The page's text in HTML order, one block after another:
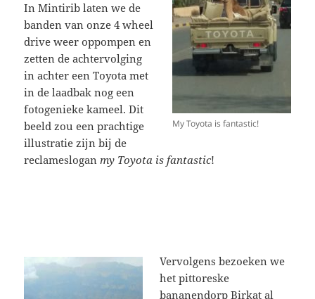
My Toyota is fantastic!
In Mintirib laten we de
banden van onze 4 wheel
drive weer oppompen en
zetten de achtervolging
in achter een Toyota met
in de laadbak nog een
fotogenieke kameel. Dit
beeld zou een prachtige
illustratie zijn bij de
reclamesloganmy Toyota is fantastic!
Vervolgens bezoeken we
het pittoreske
bananendorp Birkat al